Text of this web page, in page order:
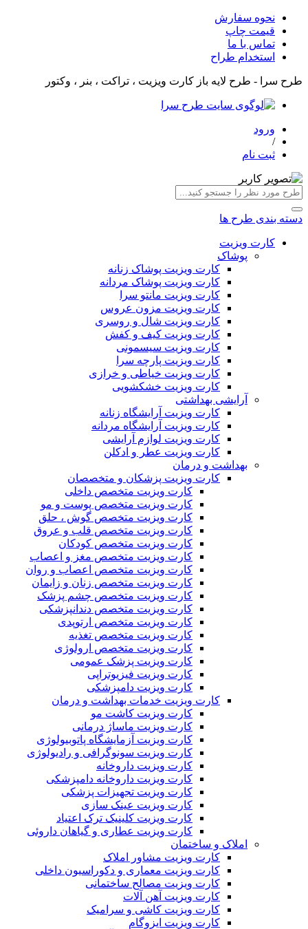
نحوه سفارش
قیمت چاپ
تماس با ما
استخدام طراح
طرح سرا - طرح لایه باز کارت ویزیت ، تراکت ، بنر ، وکتور
ورود
/
ثبت نام
دسته بندی طرح ها
کارت ویزیت
پوشاک
کارت ویزیت پوشاک زنانه
کارت ویزیت پوشاک مردانه
کارت ویزیت مانتو سرا
کارت ویزیت مزون عروس
کارت ویزیت شال و روسری
کارت ویزیت کیف و کفش
کارت ویزیت سیسمونی
کارت ویزیت پارچه سرا
کارت ویزیت خیاطی و خرازی
کارت ویزیت خشکشویی
آرایشی بهداشتی
کارت ویزیت آرایشگاه زنانه
کارت ویزیت آرایشگاه مردانه
کارت ویزیت لوازم آرایشی
کارت ویزیت عطر و ادکلن
بهداشت و درمان
کارت ویزیت پزشکان و متخصصان
کارت ویزیت متخصص داخلی
کارت ویزیت متخصص پوست و مو
کارت ویزیت متخصص گوش ، حلق
کارت ویزیت متخصص قلب و عروق
کارت ویزیت متخصص کودکان
کارت ویزیت متخصص مغز و اعصاب
کارت ویزیت متخصص اعصاب و روان
کارت ویزیت متخصص زنان و زایمان
کارت ویزیت متخصص چشم پزشک
کارت ویزیت متخصص دندانپزشکی
کارت ویزیت متخصص ارتوپدی
کارت ویزیت متخصص تغذیه
کارت ویزیت متخصص ارولوژی
کارت ویزیت پزشک عمومی
کارت ویزیت فیزیوتراپی
کارت ویزیت دامپزشکی
کارت ویزیت خدمات بهداشت و درمان
کارت ویزیت کاشت مو
کارت ویزیت ماساژ درمانی
کارت ویزیت آزمایشگاه پاتوبیولوژی
کارت ویزیت سونوگرافی و رادیولوژی
کارت ویزیت داروخانه
کارت ویزیت داروخانه دامپزشکی
کارت ویزیت تجهیزات پزشکی
کارت ویزیت عینک سازی
کارت ویزیت کلینیک ترک اعتیاد
کارت ویزیت عطاری و گیاهان داروئی
املاک و ساختمان
کارت ویزیت مشاور املاک
کارت ویزیت معماری و دکوراسیون داخلی
کارت ویزیت مصالح ساختمانی
کارت ویزیت آهن آلات
کارت ویزیت کاشی و سرامیک
کارت ویزیت ایزوگام